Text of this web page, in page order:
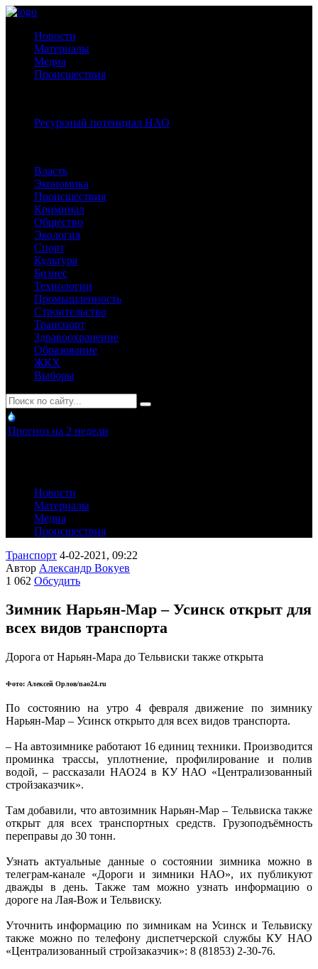
Новости
Материалы
Медиа
Происшествия
Ресурсный потенциал НАО
Власть
Экономика
Происшествия
Криминал
Общество
Экология
Спорт
Культура
Бизнес
Технологии
Промышленность
Строительство
Транспорт
Здравоохранение
Образование
ЖКХ
Выборы
Прогноз на 2 недели
Новости
Материалы
Медиа
Происшествия
Транспорт 4-02-2021, 09:22
Автор Александр Вокуев
1 062 Обсудить
Зимник Нарьян-Мар – Усинск открыт для
всех видов транспорта
Дорога от Нарьян-Мара до Тельвиски также открыта
Фото: Алексей Орлов/nao24.ru
По состоянию на утро 4 февраля движение по зимнику
Нарьян-Мар – Усинск открыто для всех видов транспорта.
– На автозимнике работают 16 единиц техники. Производится
проминка трассы, уплотнение, профилирование и полив
водой, – рассказали НАО24 в КУ НАО «Централизованный
стройзаказчик».
Там добавили, что автозимник Нарьян-Мар – Тельвиска также
открыт для всех транспортных средств. Грузоподъёмность
переправы до 30 тонн.
Узнать актуальные данные о состоянии зимника можно в
телеграм-канале «Дороги и зимники НАО», их публикуют
дважды в день. Также там можно узнать информацию о
дороге на Лая-Вож и Тельвиску.
Уточнить информацию по зимникам на Усинск и Тельвиску
также можно по телефону диспетчерской службы КУ НАО
«Централизованный стройзаказчик»: 8 (81853) 2-30-76.